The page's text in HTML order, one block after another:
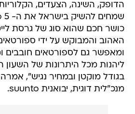
הדופק, השינה, הצעדים,
האהוב והמבוקש על ידי
ומאפשר גם לספורטאים חובבים
ליהנות מכל היתרונות של השעון
בגודל מוקטן ובמחיר נגיש", אמרה
מנכ"לית דוגית, יבואנית suunto.